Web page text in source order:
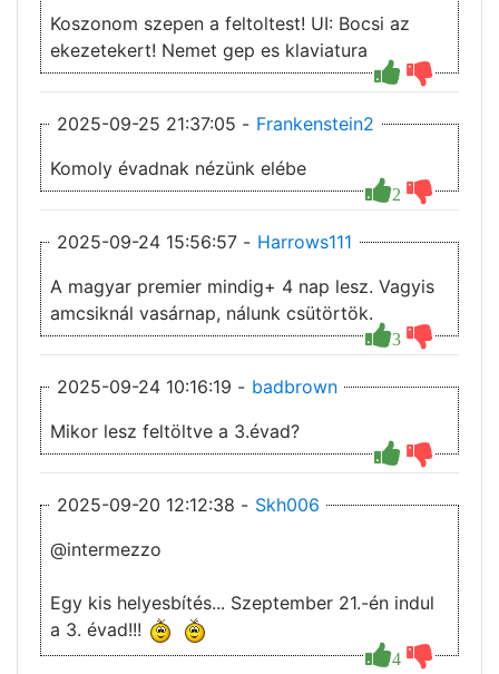
Koszonom szepen a feltoltest! UI: Bocsi az
ekezetekert! Nemet gep es klaviatura
2025-09-25 21:37:05 - Frankenstein2
2
Komoly évadnak nézünk elébe
2025-09-24 15:56:57 - Harrows111
3
A magyar premier mindig+ 4 nap lesz. Vagyis
amcsiknál vasárnap, nálunk csütörtök.
2025-09-24 10:16:19 - badbrown
Mikor lesz feltöltve a 3.évad?
2025-09-20 12:12:38 - Skh006
4
@intermezzo
Egy kis helyesbítés... Szeptember 21.-én indul
a 3. évad!!!